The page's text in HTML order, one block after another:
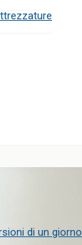
di un giorno